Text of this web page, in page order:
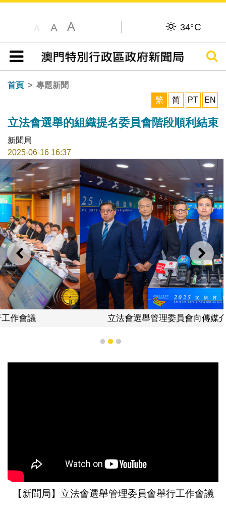
A A A 34°C
目錄
搜尋
首頁
專題新聞
繁
简 PT EN
立法會選舉的組織提名委員會階段順利結束
新聞局
2025-06-16 16:37
上一則 下一
立法會選舉管理委員會向傳媒介紹選務工作。
1 2 3
【新聞局】立法會選舉管理委員會舉行工作會議